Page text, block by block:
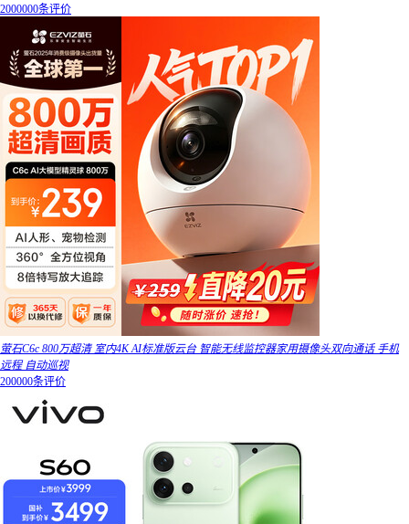
2000000条评价
萤石C6c 800万超清 室内4K AI标准版云台 智能无线监控器家用摄像头双向通话 手机
远程 自动巡视
200000条评价